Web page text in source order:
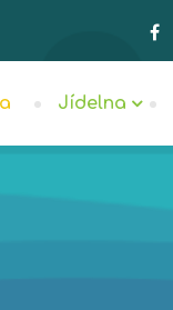
Jídelna